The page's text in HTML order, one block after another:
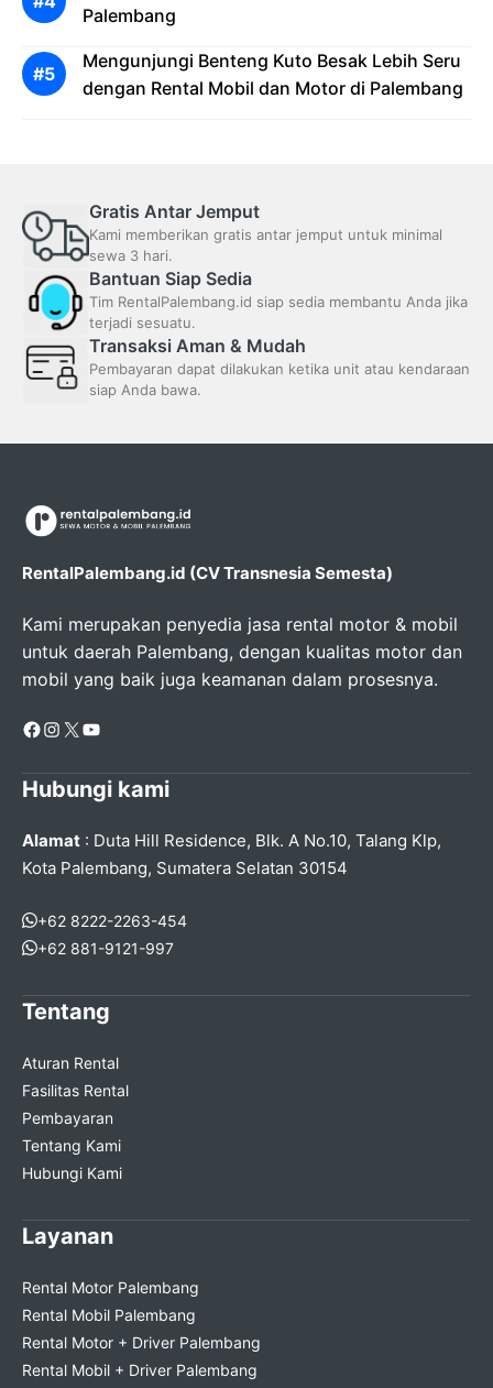
Palembang
Mengunjungi Benteng Kuto Besak Lebih Seru
dengan Rental Mobil dan Motor di Palembang
Gratis Antar Jemput
Kami memberikan gratis antar jemput untuk minimal
sewa 3 hari.
Bantuan Siap Sedia
Tim RentalPalembang.id siap sedia membantu Anda jika
terjadi sesuatu.
Transaksi Aman & Mudah
Pembayaran dapat dilakukan ketika unit atau kendaraan
siap Anda bawa.
RentalPalembang.id (CV Transnesia Semesta)
Kami merupakan penyedia jasa rental motor & mobil
untuk daerah Palembang, dengan kualitas motor dan
mobil yang baik juga keamanan dalam prosesnya.
Facebook
Instagram
X YouTube
Hubungi kami
Alamat : Duta Hill Residence, Blk. A No.10, Talang Klp,
Kota Palembang, Sumatera Selatan 30154
+62 8222-2263-454
+62 881-9121-997
Tentang
Aturan Rental
Fasilitas Rental
Pembayaran
Tentang Kami
Hubungi Kami
Layanan
Rental Motor Palembang
Rental Mobil Palembang
Rental Motor + Driver Palembang
Rental Mobil + Driver Palembang